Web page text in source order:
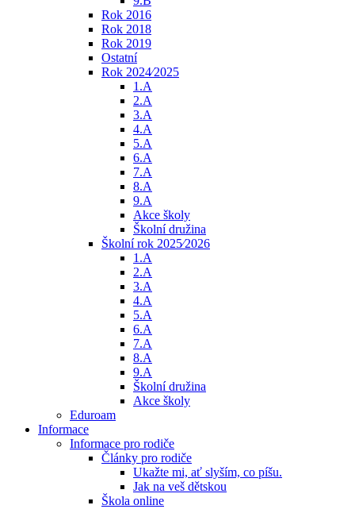
Rok 2016
Rok 2018
Rok 2019
Ostatní
Rok 2024⁄2025
1.A
2.A
3.A
4.A
5.A
6.A
7.A
8.A
9.A
Akce školy
Školní družina
Školní rok 2025⁄2026
1.A
2.A
3.A
4.A
5.A
6.A
7.A
8.A
9.A
Školní družina
Akce školy
Eduroam
Informace
Informace pro rodiče
Články pro rodiče
Ukažte mi, ať slyším, co píšu.
Jak na veš dětskou
Škola online